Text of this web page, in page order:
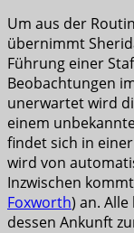
Um aus der
übernimmt
Führung einer
Beobachtungen
unerwartet wird
einem
findet sich in
wird von
Inzwischen
Foxworth) an.
dessen Ankunft